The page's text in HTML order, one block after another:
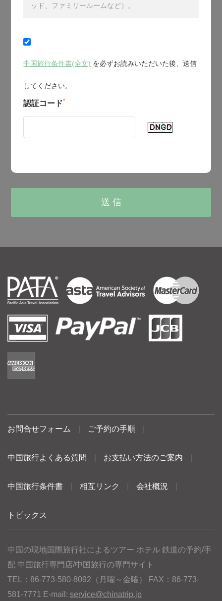
ッド、ファミリールームなど）。
中国旅行条件書(全文) を必ずお読みいただいた後、送信
してください。
認証コード*
お問合せフォーム ご予約の手順
中国旅行よくある質問 お支払い方法のご案内
中国旅行条件書 相互リンク 会社概況
トピックス
中国の現地国際旅行社によるツアー ホテル 鉄道の予約/手
配 中国旅行専門店/中国旅行の専門サイト
TEL：86-773-580-8092（月曜～金曜） FAX：86-773-
581-7771 E-mail: service@chinatrip.jp